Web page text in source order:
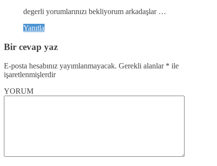
degerli yorumlarınızı bekliyorum arkadaşlar …
Yanıtla
Bir cevap yaz
E-posta hesabınız yayımlanmayacak. Gerekli alanlar * ile
işaretlenmişlerdir
YORUM